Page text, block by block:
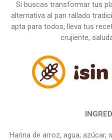
Si buscas transformar tus
alternativa al pan rallado
apta para todos, lleva tus
crujiente,
Harina de arroz, agua, azúcar,